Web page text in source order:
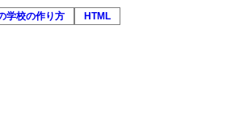
学校の作り方 HTML